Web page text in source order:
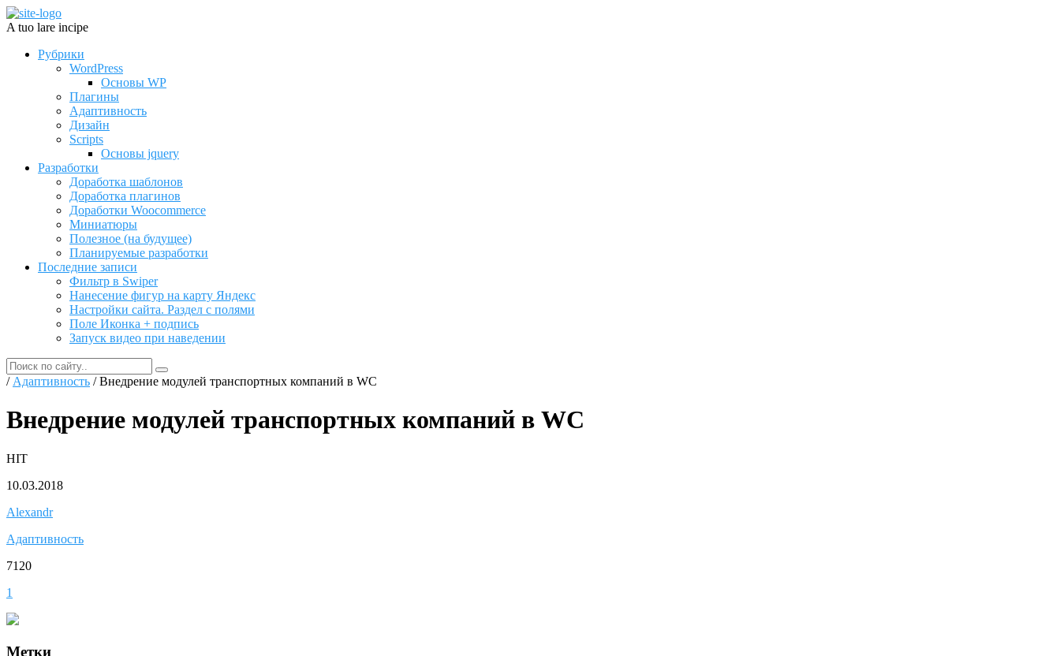
A tuo lare incipe
Рубрики
WordPress
Основы WP
Плагины
Адаптивность
Дизайн
Scripts
Основы jquery
Разработки
Доработка шаблонов
Доработка плагинов
Доработки Woocommerce
Миниатюры
Полезное (на будущее)
Планируемые разработки
Последние записи
Фильтр в Swiper
Нанесение фигур на карту Яндекс
Настройки сайта. Раздел с полями
Поле Иконка + подпись
Запуск видео при наведении
/ Адаптивность / Внедрение модулей транспортных компаний в WC
Внедрение модулей транспортных компаний в WC
HIT
10.03.2018
Alexandr
Адаптивность
7120
1
Метки